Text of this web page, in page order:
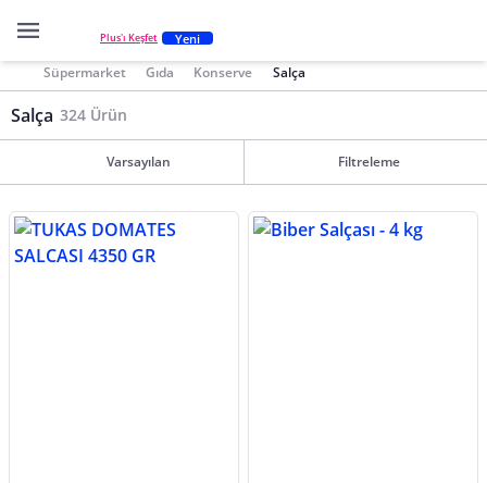
Plus'ı Keşfet Yeni
Süpermarket Gıda Konserve Salça
Salça 324 Ürün
Varsayılan Filtreleme